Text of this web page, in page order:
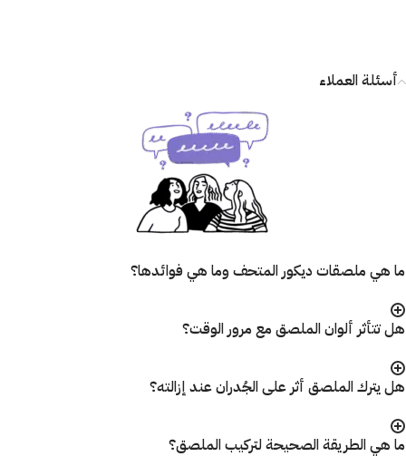
أسئلة العملاء
ما هي ملصقات ديكور المتحف وما هي فوائدها؟
هل تتأثر ألوان الملصق مع مرور الوقت؟
هل يترك الملصق أثر على الجُدران عند إزالته؟
ما هي الطريقة الصحيحة لتركيب الملصق؟